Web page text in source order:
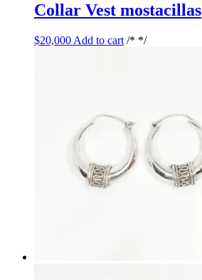
Collar Vest mostacillas
$20,000 Add to cart /* */